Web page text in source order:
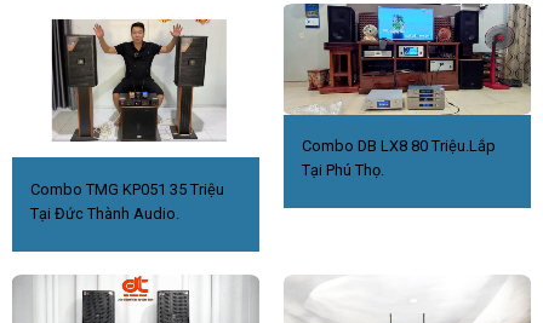
Combo TMG KP051 35 Triệu
Tại Đức Thành Audio.
Combo DB LX8 80 Triệu.Lắp
Tại Phú Thọ.